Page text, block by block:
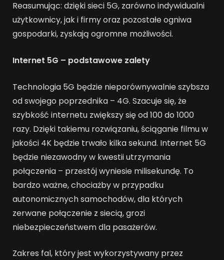
Reasumując: dzięki sieci 5G, zarówno indywidualni
użytkownicy, jak i firmy oraz pozostałe ogniwa
gospodarki, zyskają ogromne możliwości.
Internet 5G – podstawowe zalety
Technologia 5G będzie nieporównywalnie szybsza
od swojego poprzednika – 4G. Szacuje się, że
szybkość internetu zwiększy się od 100 do 1000
razy. Dzięki takiemu rozwiązaniu, ściąganie filmu w
jakości 4K będzie trwało kilka sekund. Internet 5G
będzie niezawodny w kwestii utrzymania
połączenia – przestój wyniesie milisekundę. To
bardzo ważne, chociażby w przypadku
autonomicznych samochodów, dla których
zerwane połączenie z siecią, grozi
niebezpieczeństwem dla pasażerów.
Zakres fal, który jest wykorzystywany przez